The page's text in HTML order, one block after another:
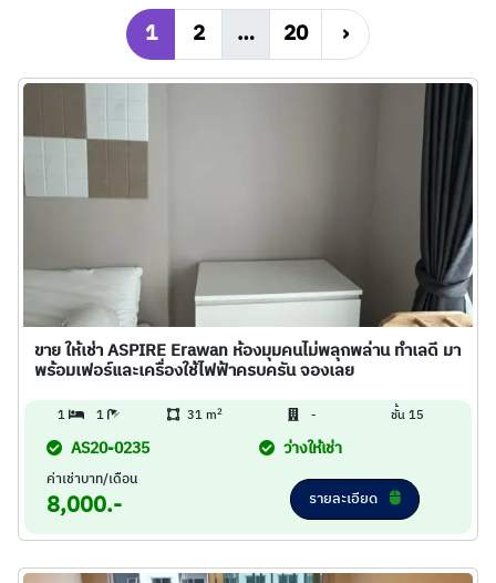
1 2 … 20 ›
ขาย ให้เช่า ASPIRE Erawan ห้องมุมคนไม่พลุกพล่าน ทำเลดี มา
พร้อมเฟอร์และเครื่องใช้ไฟฟ้าครบครัน จองเลย
1 1 31 m2 - ชั้น 15
AS20-0235 ว่างให้เช่า
ค่าเช่าบาท/เดือน
8,000.- รายละเอียด